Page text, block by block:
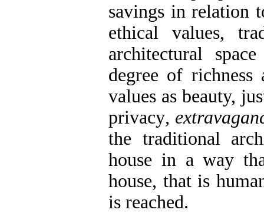
savings in relation
ethical values,
architectural
degree of
values as beauty,
privacy,
the traditional
house in a way
house, that is
is reached.